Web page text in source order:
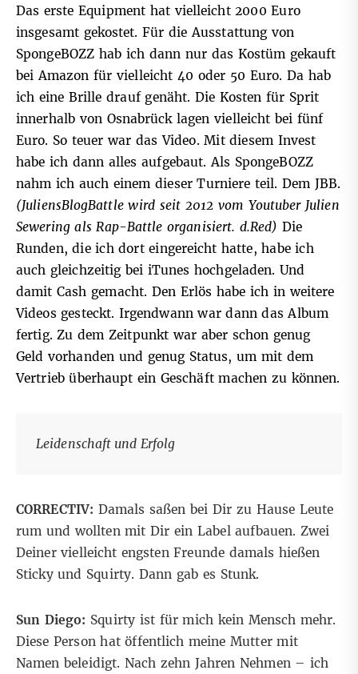
Das erste Equipment hat vielleicht 2000 Euro
insgesamt gekostet. Für die Ausstattung von
SpongeBOZZ hab ich dann nur das Kostüm gekauft
bei Amazon für vielleicht 40 oder 50 Euro. Da hab
ich eine Brille drauf genäht. Die Kosten für Sprit
innerhalb von Osnabrück lagen vielleicht bei fünf
Euro. So teuer war das Video. Mit diesem Invest
habe ich dann alles aufgebaut. Als SpongeBOZZ
nahm ich auch einem dieser Turniere teil. Dem JBB.
(JuliensBlogBattle wird seit 2012 vom Youtuber Julien
Sewering als Rap-Battle organisiert. d.Red) Die
Runden, die ich dort eingereicht hatte, habe ich
auch gleichzeitig bei iTunes hochgeladen. Und
damit Cash gemacht. Den Erlös habe ich in weitere
Videos gesteckt. Irgendwann war dann das Album
fertig. Zu dem Zeitpunkt war aber schon genug
Geld vorhanden und genug Status, um mit dem
Vertrieb überhaupt ein Geschäft machen zu können.
Leidenschaft und Erfolg
CORRECTIV: Damals saßen bei Dir zu Hause Leute
rum und wollten mit Dir ein Label aufbauen. Zwei
Deiner vielleicht engsten Freunde damals hießen
Sticky und Squirty. Dann gab es Stunk.
Sun Diego: Squirty ist für mich kein Mensch mehr.
Diese Person hat öffentlich meine Mutter mit
Namen beleidigt. Nach zehn Jahren Nehmen – ich